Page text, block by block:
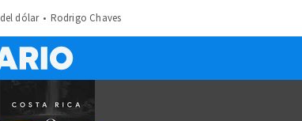
dólar Rodrigo Chaves